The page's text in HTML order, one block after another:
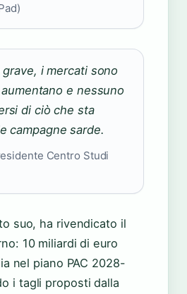
i mercati sono
e nessuno
di ciò che sta
campagne sarde.
Centro Studi
suo, ha rivendicato il
10 miliardi di euro
nel piano PAC 2028-
i tagli proposti dalla